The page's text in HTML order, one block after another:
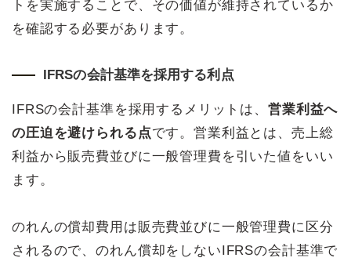
トを実施することで、その価値が維持されているか
を確認する必要があります。
IFRSの会計基準を採用する利点
IFRSの会計基準を採用するメリットは、 営業利益へ
の圧迫を避けられる点です。営業利益とは、売上総
利益から販売費並びに一般管理費を引いた値をいい
ます。
のれんの償却費用は販売費並びに一般管理費に区分
されるので、のれん償却をしないIFRSの会計基準で